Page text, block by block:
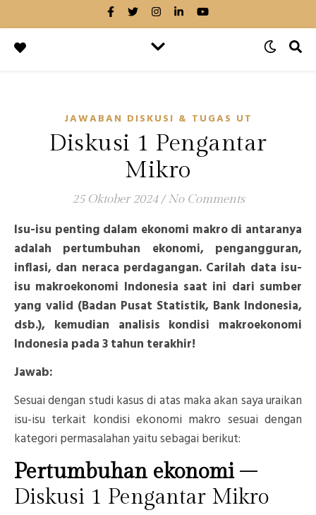
JAWABAN DISKUSI & TUGAS UT
Diskusi 1 Pengantar
Mikro
25 Oktober 2024 / No Comments
Isu-isu penting dalam ekonomi makro di antaranya
adalah pertumbuhan ekonomi, pengangguran,
inflasi, dan neraca perdagangan. Carilah data isu-
isu makroekonomi Indonesia saat ini dari sumber
yang valid (Badan Pusat Statistik, Bank Indonesia,
dsb.), kemudian analisis kondisi makroekonomi
Indonesia pada 3 tahun terakhir!
Jawab:
Sesuai dengan studi kasus di atas maka akan saya uraikan
isu-isu terkait kondisi ekonomi makro sesuai dengan
kategori permasalahan yaitu sebagai berikut:
Pertumbuhan ekonomi–
Diskusi 1 Pengantar Mikro